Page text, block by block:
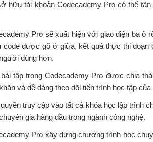
hữu tài khoản Codecademy Pro có thể
Pro sẽ xuất hiện với giao diện ba ô
code được gõ ở giữa, kết quả thực thi đoạn
dùng hơn.
tập trong Codecademy Pro được chia
và dễ dàng theo dõi tiến trình học tập của
truy cập vào tất cả khóa học lập trình
gia hàng đầu trong ngành công nghệ.
Pro xây dựng chương trình học